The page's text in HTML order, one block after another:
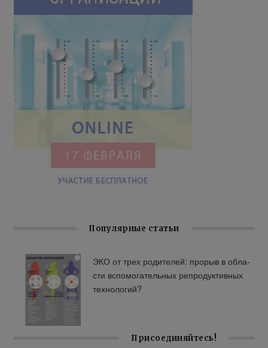
Популярные статьи
ЭКО от трех ро­ди­те­лей: про­рыв в об­ла­
сти вспо­мо­га­тель­ных ре­про­дук­тив­ных
тех­но­ло­гий?
Присоединяйтесь!